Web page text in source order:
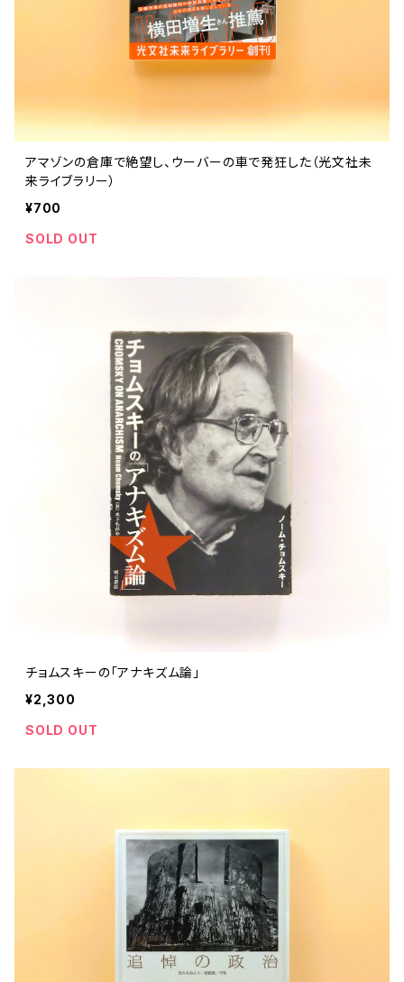
アマゾンの倉庫で絶望し、ウーバーの車で発狂した（光文社未
来ライブラリー）
¥700
SOLD OUT
チョムスキーの「アナキズム論」
¥2,300
SOLD OUT